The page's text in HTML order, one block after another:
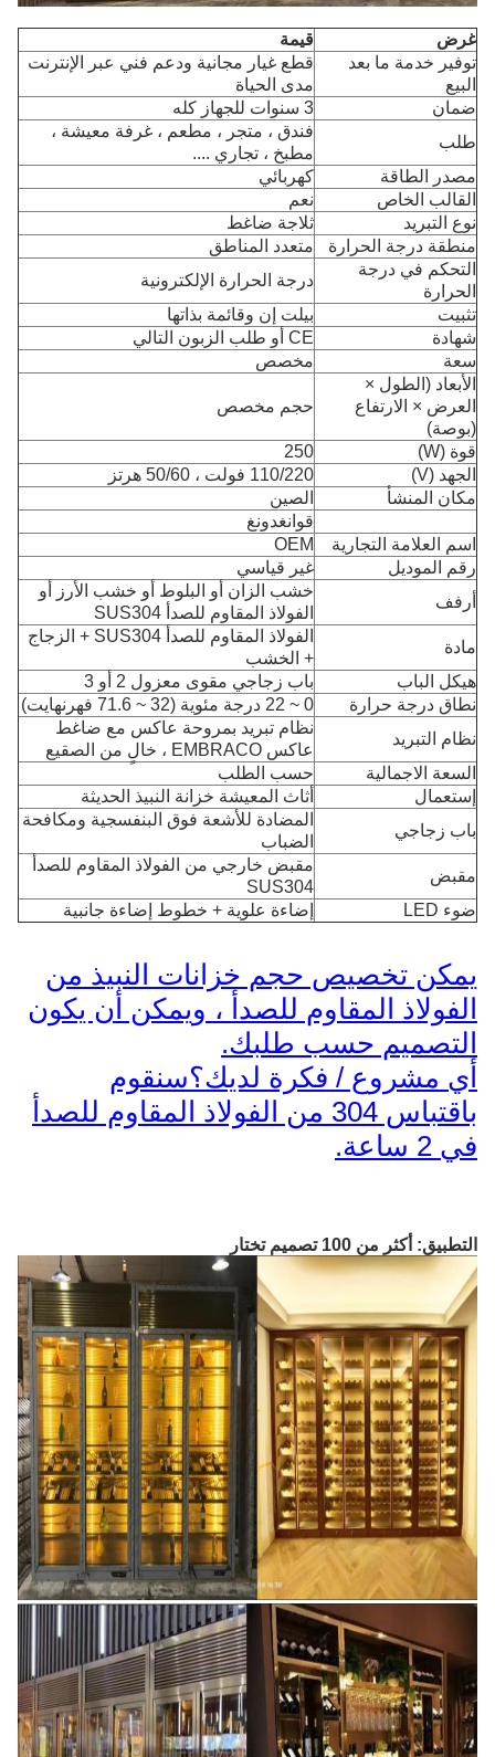
غرض
قيمة
توفير خدمة ما بعد
البيع
قطع غيار مجانية ودعم فني عبر الإنترنت
مدى الحياة
ضمان
3 سنوات للجهاز كله
طلب
فندق ، متجر ، مطعم ، غرفة معيشة ،
مطبخ ، تجاري ....
مصدر الطاقة
كهربائي
القالب الخاص
نعم
نوع التبريد
ثلاجة ضاغط
منطقة درجة الحرارة
متعدد المناطق
التحكم في درجة
الحرارة
درجة الحرارة الإلكترونية
تثبيت
بيلت إن وقائمة بذاتها
شهادة
CE أو طلب الزبون التالي
سعة
مخصص
الأبعاد (الطول ×
العرض × الارتفاع
(بوصة)
حجم مخصص
قوة (W)
250
الجهد (V)
110/220 فولت ، 50/60 هرتز
مكان المنشأ
الصين
قوانغدونغ
اسم العلامة التجارية
OEM
رقم الموديل
غير قياسي
أرفف
خشب الزان أو البلوط أو خشب الأرز أو
الفولاذ المقاوم للصدأ SUS304
مادة
الفولاذ المقاوم للصدأ SUS304 + الزجاج
+ الخشب
هيكل الباب
باب زجاجي مقوى معزول 2 أو 3
نطاق درجة حرارة
0 ~ 22 درجة مئوية (32 ~ 71.6 فهرنهايت)
نظام التبريد
نظام تبريد بمروحة عاكس مع ضاغط
عاكس EMBRACO ، خالٍ من الصقيع
السعة الاجمالية
حسب الطلب
إستعمال
أثاث المعيشة خزانة النبيذ الحديثة
باب زجاجي
المضادة للأشعة فوق البنفسجية ومكافحة
الضباب
مقبض
مقبض خارجي من الفولاذ المقاوم للصدأ
SUS304
ضوء LED
إضاءة علوية + خطوط إضاءة جانبية
يمكن تخصيص حجم خزانات النبيذ من
الفولاذ المقاوم للصدأ ، ويمكن أن يكون
التصميم حسب طلبك.
أي مشروع / فكرة لديك؟سنقوم
باقتباس 304 من الفولاذ المقاوم للصدأ
في 2 ساعة.
التطبيق: أكثر من 100 تصميم تختار